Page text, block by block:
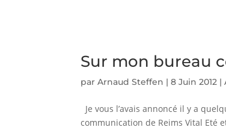
Sur mon bureau
parArnaud Steffen |8 Juin 2012 |
Je vous l’avais annoncé il y a
communication de Reims Vital Eté